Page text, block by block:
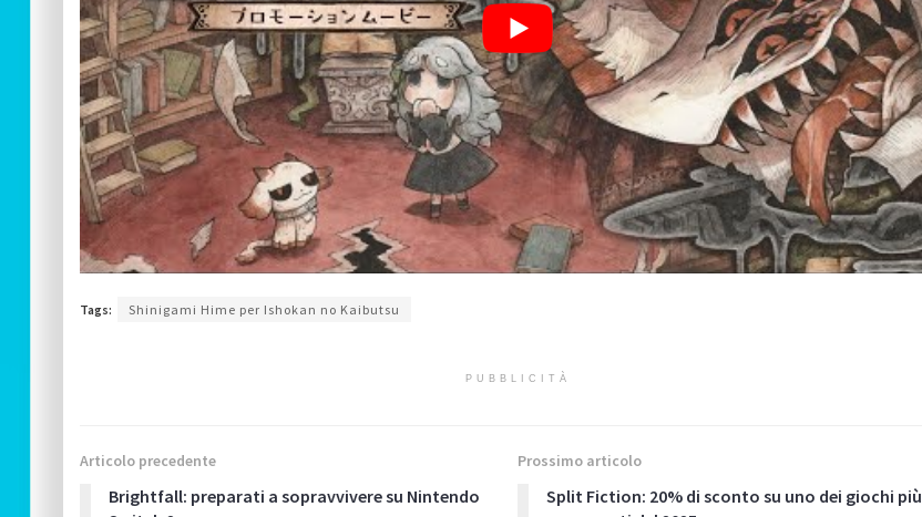
Tags: Shinigami Hime per Ishokan no Kaibutsu
PUBBLICITÀ
Articolo precedente
Brightfall: preparati a sopravvivere su Nintendo
Prossimo articolo
Split Fiction: 20% di sconto su uno dei giochi più